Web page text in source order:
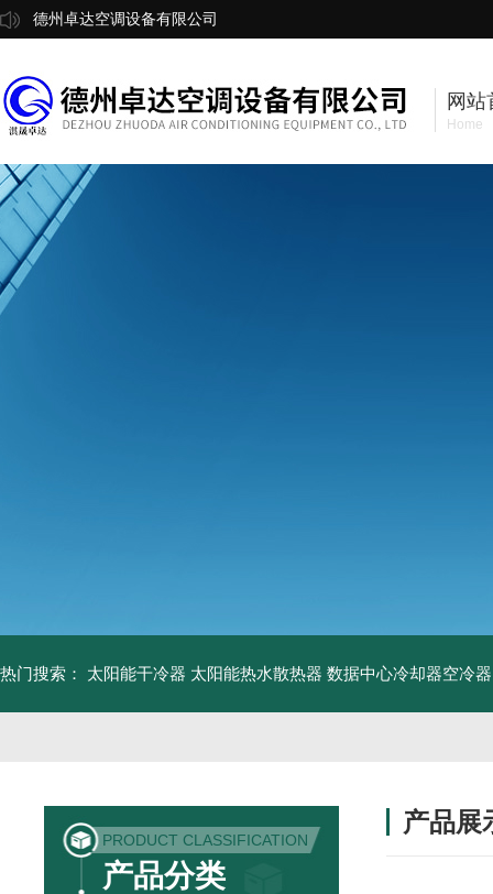
德州卓达空调设备有限公司
网站
Home
热门搜索： 太阳能干冷器 太阳能热水散热器 数据中心冷却器空冷器
PRODUCT CLASSIFICATION
产品分类
产品展